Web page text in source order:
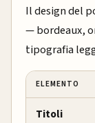
Il design del
— bordeaux,
tipografia
ELEMENTO
Titoli